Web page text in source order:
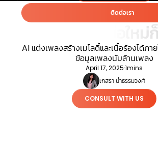
ติดต่อเรา
3 ขั้นตอนใช้ AI แต่งเ
โปร สำหรับมือใหม่
AI แต่งเพลงสร้างเมโลดี้และเนื้อร้องได้ภา
ข้อมูลเพลงนับล้านเพลง
April 17, 2025·1mins
เกสรา นำธรรมวงศ์
CONSULT WITH US